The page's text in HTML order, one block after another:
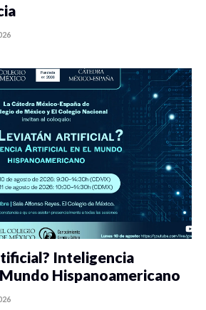
Inteligencia
Hispanoamericano